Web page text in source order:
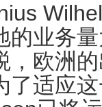
的业务
，欧洲
了适应